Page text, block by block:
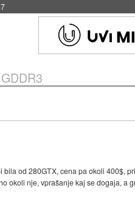
od 280GTX, cena pa okoli 400$,
okoli nje, vprašanje kaj se dogaja, a